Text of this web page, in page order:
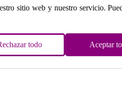
sitio web y nuestro servicio.
todo Aceptar